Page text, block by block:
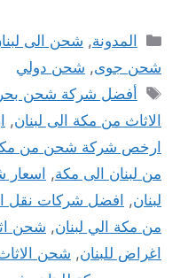
التصنيفات
المدونة, شحن الى
شحن جوى, شحن دولي
الوسوم
أفضل شركة شحن
الاثاث من مكة الى لبنان,
ارخص شركة شحن من مكة
من لبنان الى مكة,
لبنان, افضل شركات نقل
من مكة الي لبنان, شحن
اغراض للبنان, شحن